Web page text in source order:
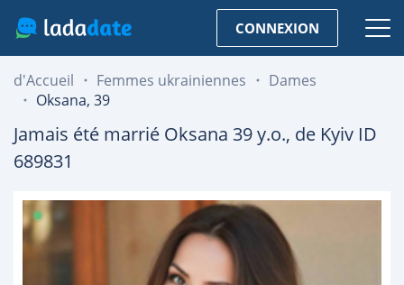
CONNEXION
d'Accueil Femmes ukrainiennes
Dames
Oksana, 39
Jamais été marrié Oksana 39y.o., de Kyiv ID
689831